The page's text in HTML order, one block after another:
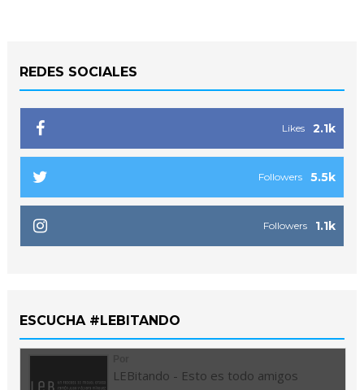
REDES SOCIALES
2.1k
Likes
5.5k
Followers
1.1k
Followers
ESCUCHA #LEBITANDO